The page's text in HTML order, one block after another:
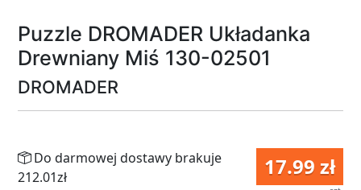
Puzzle DROMADER Układanka
Drewniany Miś 130-02501
DROMADER
17.99 zł
Do darmowej dostawy brakuje
212.01zł